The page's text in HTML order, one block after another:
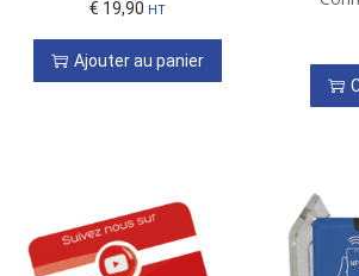
€ 19,90 HT
Ajouter au panier